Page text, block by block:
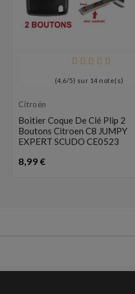
(4,6/5) sur 14 note(s)
Citroën
Boitier Coque De Clé Plip 2
Boutons Citroen C8 JUMPY
EXPERT SCUDO CE0523
8,99 €Prix